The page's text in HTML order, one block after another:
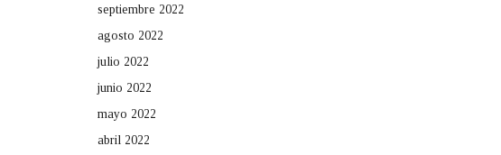
septiembre 2022
agosto 2022
julio 2022
junio 2022
mayo 2022
abril 2022